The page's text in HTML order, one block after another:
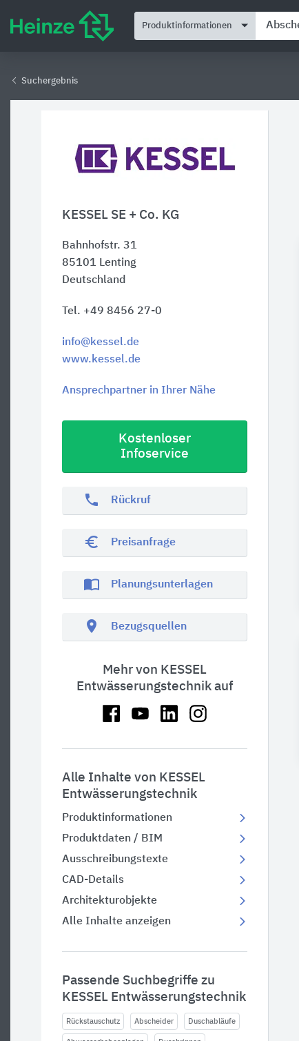
Produktinformationen
Suchergebnis
KESSEL SE + Co. KG
Bahnhofstr. 31
85101 Lenting
Deutschland
Tel. +49 8456 27-0
info@kessel.de
www.kessel.de
Ansprechpartner in Ihrer Nähe
Kostenloser
Infoservice
phone Rückruf
euro_symbol Preisanfrage
import_contacts Planungsunterlagen
location_on Bezugsquellen
Mehr von KESSEL
Entwässerungstechnik auf
Alle Inhalte von KESSEL
Entwässerungstechnik
Produktinformationen
Produktdaten / BIM
Ausschreibungstexte
CAD-Details
Architekturobjekte
Alle Inhalte anzeigen
Passende Suchbegriffe zu
KESSEL Entwässerungstechnik
Rückstauschutz Abscheider Duschabläufe